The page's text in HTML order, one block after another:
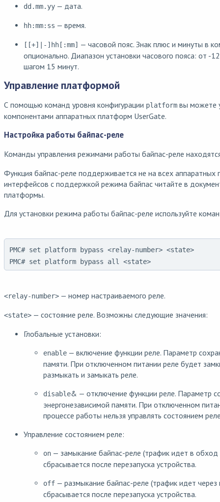
dd.mm.yy — дата.
hh:mm:ss — время.
[[+]|-]hh[:mm] — часовой пояс. Знак плюс и минуты в
опционально. Диапазон установки часового пояса: от -
шагом 15 минут.
Управление платформой
С помощью команд уровня конфигурации platform вы можете
компонентами аппаратных платформ UserGate.
Настройка работы байпас-реле
Команды управления режимами работы байпас-реле
Функция байпас-реле поддерживается не на всех
интерфейсов с поддержкой режима байпас читайте в
платформы.
Для установки режима работы байпас-реле используйте
PMC# set platform bypass <relay-number> <state>
PMC# set platform bypass all <state>
<relay-number> — номер настраиваемого реле.
<state> — состояние реле. Возможны следующие значения:
Глобальные установки:
enable — включение функции реле. Параметр
памяти. При отключенном питании реле будет
размыкать и замыкать реле.
disable& — отключение функции реле. Параметр
энергонезависимой памяти. При отключенном
процессе работы нельзя управлять состоянием
Управление состоянием реле:
on — замыкание байпас-реле (трафик идет в обход
сбрасывается после перезапуска устройства.
off — размыкание байпас-реле (трафик идет через
сбрасывается после перезапуска устройства.